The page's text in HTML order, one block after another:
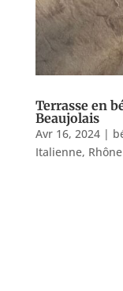
Terrasse en
Beaujolais
Avr 16, 2024|
Italienne, Rhône